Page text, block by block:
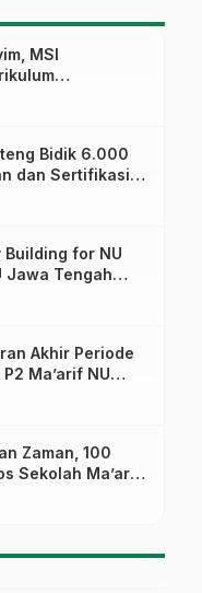
MSI
Baru dalam
Bidik 6.000
dan Sertifikasi
for NU
Jawa Tengah
Jalan Menuju
Akhir Periode
Ma’arif NU
Sinergi Link and
Zaman, 100
Sekolah Ma’arif
Literasi